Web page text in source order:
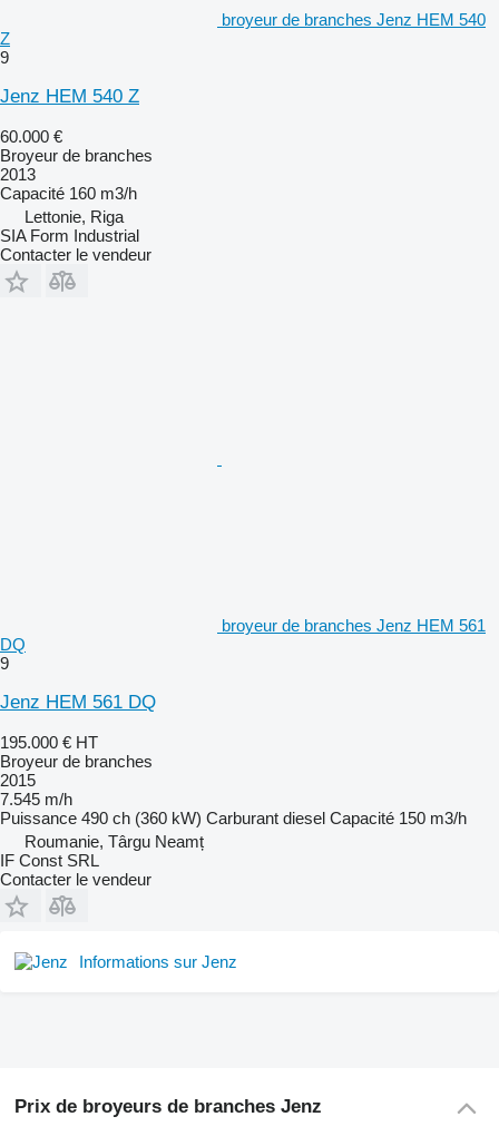
broyeur de branches Jenz HEM 540
Z
9
Jenz HEM 540 Z
60.000 €
Broyeur de branches
2013
Capacité 160 m3/h
Lettonie, Riga
SIA Form Industrial
Contacter le vendeur
broyeur de branches Jenz HEM 561
DQ
9
Jenz HEM 561 DQ
195.000 € HT
Broyeur de branches
2015
7.545 m/h
Puissance 490 ch (360 kW) Carburant diesel Capacité 150 m3/h
Roumanie, Târgu Neamț
IF Const SRL
Contacter le vendeur
Informations sur Jenz
Prix de broyeurs de branches Jenz